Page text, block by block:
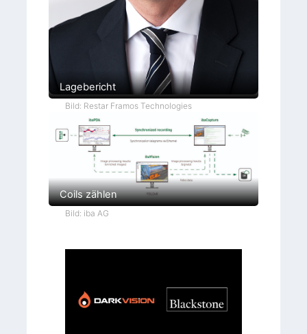
Lagebericht
Bild: Restar Framos Technologies
Coils zählen
Bild: iba AG